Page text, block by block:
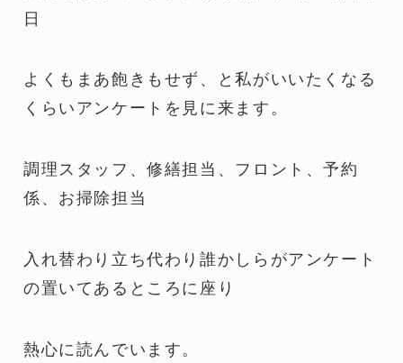
日
よくもまあ飽きもせず、と私がいいたくなる
くらいアンケートを見に来ます。
調理スタッフ、修繕担当、フロント、予約
係、お掃除担当
入れ替わり立ち代わり誰かしらがアンケート
の置いてあるところに座り
熱心に読んでいます。